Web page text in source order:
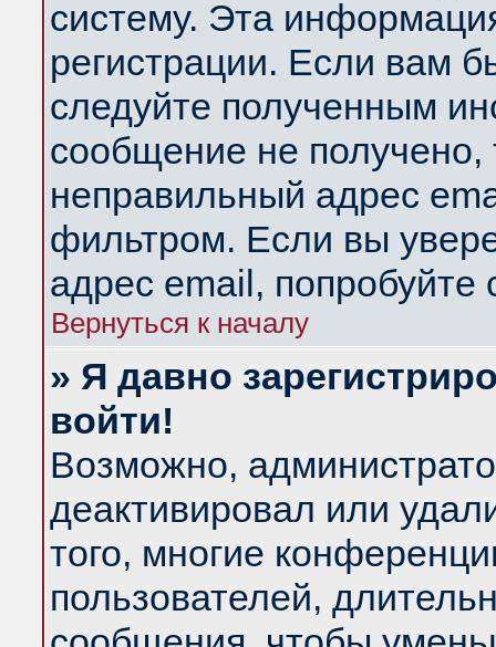
систему. Эта
регистрации. Если вам
следуйте полученным
сообщение не получено,
неправильный адрес
фильтром. Если вы
адрес email, попробуйте
Вернуться к началу
» Я давно
войти!
Возможно,
деактивировал или
того, многие
пользователей,